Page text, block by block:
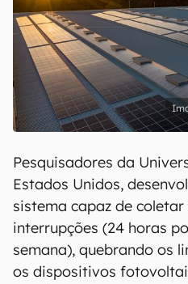
Pesquisadores da
Estados Unidos,
sistema capaz de
interrupções (24 horas
semana), quebrando os
os dispositivos